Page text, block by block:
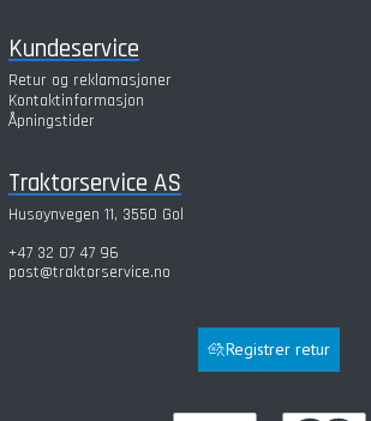
Kundeservice
Retur og reklamasjoner
Kontaktinformasjon
Åpningstider
Traktorservice AS
Husøynvegen 11, 3550 Gol
+47 32 07 47 96
post@traktorservice.no
Registrer retur